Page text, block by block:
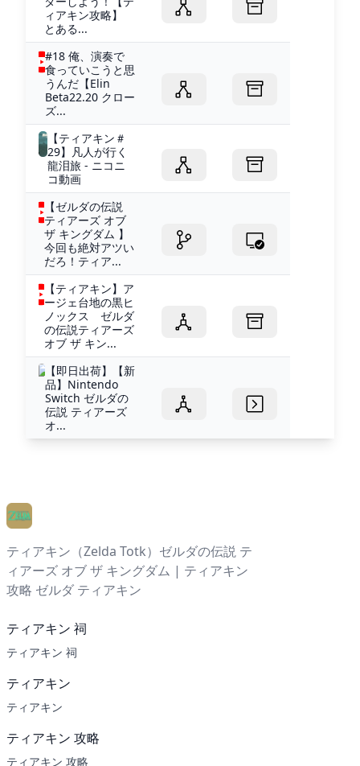
ィアキン攻略】
とある...
#18 俺、演奏で
食っていこうと思
うんだ【Elin
Beta22.20 クロー
ズ...
【ティアキン＃
29】凡人が行く
龍泪旅 - ニコニ
コ動画
【ゼルダの伝説
ティアーズ オブ
ザ キングダム 】
今回も絶対アツい
だろ！ティア...
【ティアキン】ア
ージェ台地の黒ヒ
ノックス ゼルダ
の伝説ティアーズ
オブ ザ キン...
【即日出荷】【新
品】Nintendo
Switch ゼルダの
伝説 ティアーズ
オ...
ティアキン（Zelda Totk）ゼルダの伝説 テ
ィアーズ オブ ザ キングダム | ティアキン
攻略 ゼルダ ティアキン
ティアキン 祠
ティアキン 祠
ティアキン
ティアキン
ティアキン 攻略
ティアキン 攻略